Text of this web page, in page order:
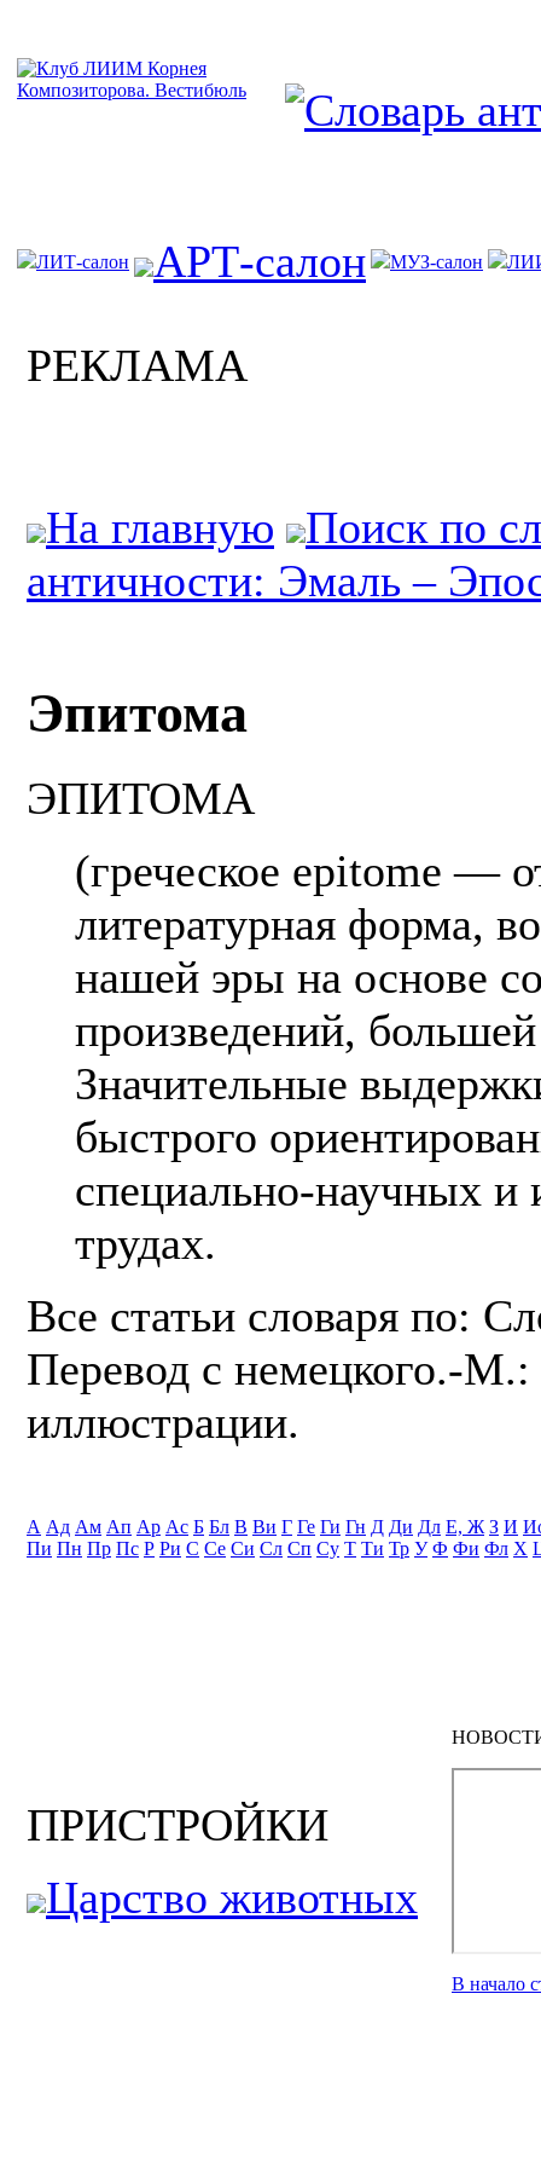
ЛИТ-салон АРТ-салон МУЗ-салон
РЕКЛАМА
На главную
Поиск по
античности: Эмаль –
Эпитома
ЭПИТОМА
(греческое epitome —
литературная форма,
нашей эры на основе
произведений,
Значительные
быстрого
специально-научных и
трудах.
Все статьи словаря по:
Перевод с немецкого.-
иллюстрации.
А Ад Ам Ап Ар Ас Б Бл В Ви Г Ге Ги Гн Д Ди Дл Е, Ж З И
Пи Пн Пр Пс Р Ри С Се Си Сл Сп Су Т Ти Тр У Ф Фи Фл Х
ПРИСТРОЙКИ
Царство животных
В начало